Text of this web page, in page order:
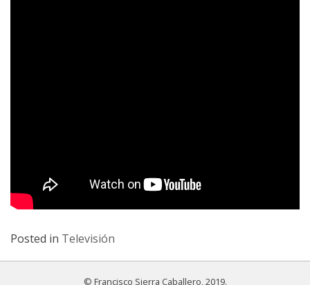
Posted in Televisión
© Francisco Sierra Caballero, 2019.